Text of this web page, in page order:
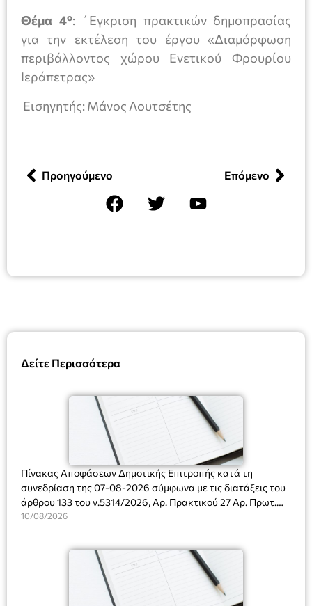
Δείτε Περισσότερα
Πίνακας Αποφάσεων Δημοτικής Επιτροπής κατά τη
συνεδρίαση της 07-08-2026 σύμφωνα με τις διατάξεις του
άρθρου 133 του ν.5314/2026, Αρ. Πρακτικού 27 Αρ. Πρωτ.
Πρόσκλησης: 10817/03-08-2026
10/08/2026
Θέμα 4ο: ΄Εγκριση πρακτικών δημοπρασίας
για την εκτέλεση του έργου «Διαμόρφωση
περιβάλλοντος χώρου Ενετικού Φρουρίου
Ιεράπετρας»
Εισηγητής: Μάνος Λουτσέτης
Προηγούμενο Επόμενο